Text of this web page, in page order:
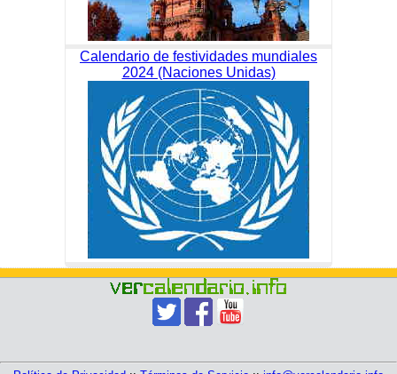
Calendario de festividades mundiales
2024 (Naciones Unidas)